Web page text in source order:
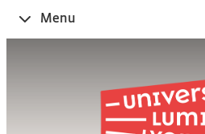
Ouvrir
le
Menu